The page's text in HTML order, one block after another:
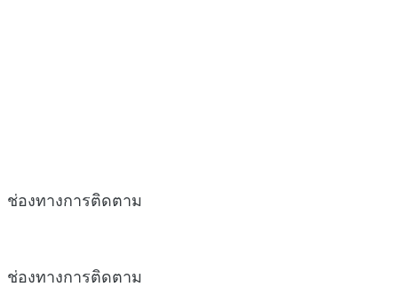
ช่องทางการติดตาม
ช่องทางการติดตาม